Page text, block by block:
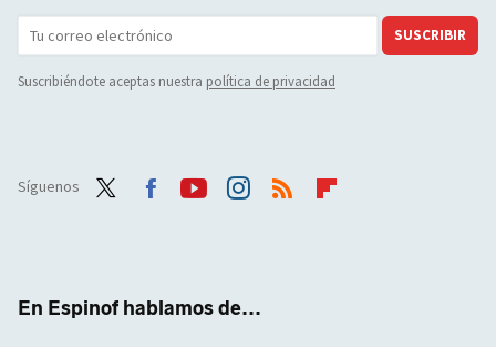
SUSCRIBIR
Suscribiéndote aceptas nuestra política de privacidad
Síguenos
En Espinof hablamos de...